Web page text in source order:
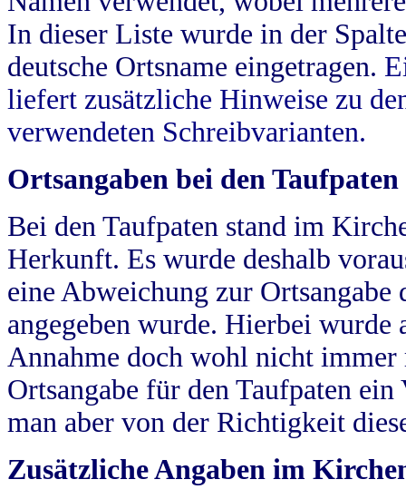
In dieser Liste wurde in der
deutsche Ortsname eingetragen.
liefert zusätzliche Hinweise zu
verwendeten Schreibvarianten.
Ortsangaben bei den Taufpaten
Bei den Taufpaten stand im
Herkunft. Es wurde deshalb
eine Abweichung zur
angegeben wurde. Hierbei wurde
Annahme doch wohl nicht
Ortsangabe für den Taufpaten
man aber von der Richtigkeit
Zusätzliche Angaben im